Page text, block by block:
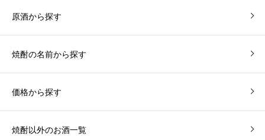
原酒から探す
焼酎の名前から探す
価格から探す
焼酎以外のお酒一覧